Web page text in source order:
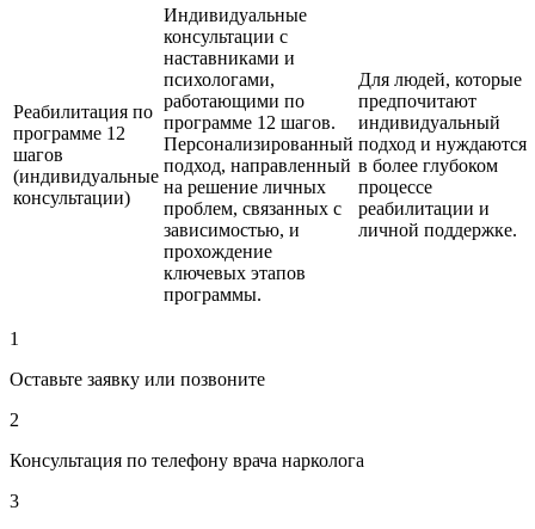
Реабилитация по
программе 12
шагов
(индивидуальные
консультации)
Индивидуальные
консультации с
наставниками и
психологами,
работающими по
программе 12 шагов.
Персонализированный
подход, направленный
на решение личных
проблем, связанных с
зависимостью, и
прохождение
ключевых этапов
программы.
Для людей, которые
предпочитают
индивидуальный
подход и нуждаются
в более глубоком
процессе
реабилитации и
личной поддержке.
1
Оставьте заявку или позвоните
2
Консультация по телефону врача нарколога
3